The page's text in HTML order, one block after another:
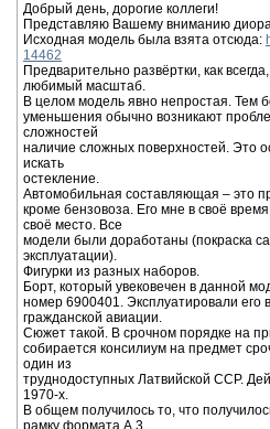
Добрый день, дорогие коллеги!
Представляю Вашему вниманию
Исходная модель была взята отсюда:
14462
Предварительно развёртки, как
любимый масштаб.
В целом модель явно непростая. Тем
уменьшения обычно возникают
сложностей
наличие сложных поверхностей. Это
искать
остекление.
Автомобильная составляющая – это
кроме бензовоза. Его мне в своё
своё место. Все
модели были доработаны (покраска
эксплуатации).
Фигурки из разных наборов.
Борт, который увековечен в данной
номер 6900401. Эксплуатировали его
гражданской авиации.
Сюжет такой. В срочном порядке на
собирается консилиум на предмет
один из
труднодоступных Латвийской ССР.
1970-х.
В общем получилось то, что
рамку формата А 3.